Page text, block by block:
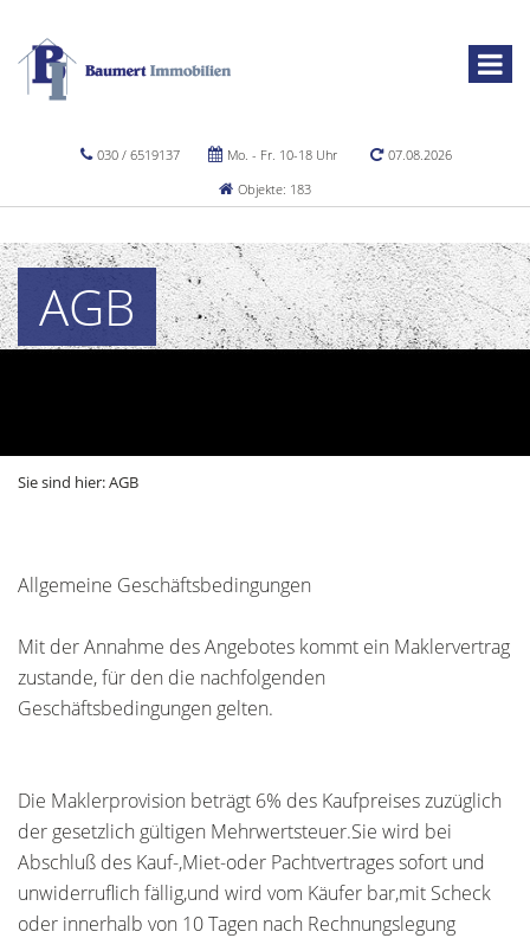
030 / 6519137 Mo. - Fr. 10-18 Uhr
07.08.2026
Objekte: 183
AGB
Sie sind hier:AGB
Allgemeine Geschäftsbedingungen
Mit der Annahme des Angebotes kommt ein Maklervertrag
zustande, für den die nachfolgenden
Geschäftsbedingungen gelten.
Die Maklerprovision beträgt 6% des Kaufpreises zuzüglich
der gesetzlich gültigen Mehrwertsteuer.Sie wird bei
Abschluß des Kauf-,Miet-oder Pachtvertrages sofort und
unwiderruflich fällig,und wird vom Käufer bar,mit Scheck
oder innerhalb von 10 Tagen nach Rechnungslegung